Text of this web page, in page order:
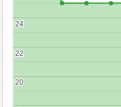
20
20
22
22
24
24